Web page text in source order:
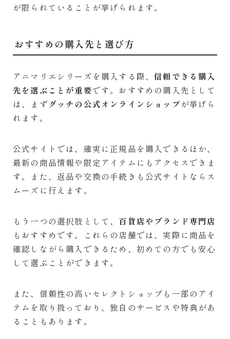
が限られていることが挙げられます。
おすすめの購入先と選び方
アニマリエシリーズを購入する際、信頼できる購入
先を選ぶことが重要です。おすすめの購入先として
は、まずグッチの公式オンラインショップが挙げら
れます。
公式サイトでは、確実に正規品を購入できるほか、
最新の商品情報や限定アイテムにもアクセスできま
す。また、返品や交換の手続きも公式サイトならス
ムーズに行えます。
もう一つの選択肢として、 百貨店やブランド専門店
もおすすめです。これらの店舗では、実際に商品を
確認しながら購入できるため、初めての方でも安心
して選ぶことができます。
また、信頼性の高いセレクトショップも一部のアイ
テムを取り扱っており、独自のサービスや特典があ
ることもあります。